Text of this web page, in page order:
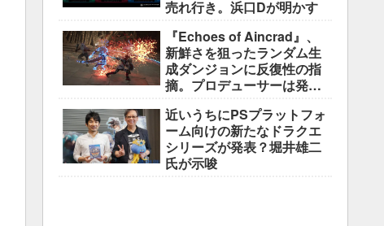
売れ行き。浜口Dが明かす
『Echoes of Aincrad』、
新鮮さを狙ったランダム生
成ダンジョンに反復性の指
摘。プロデューサーは発売
近いうちにPSプラットフォ
ーム向けの新たなドラクエ
シリーズが発表？堀井雄二
氏が示唆